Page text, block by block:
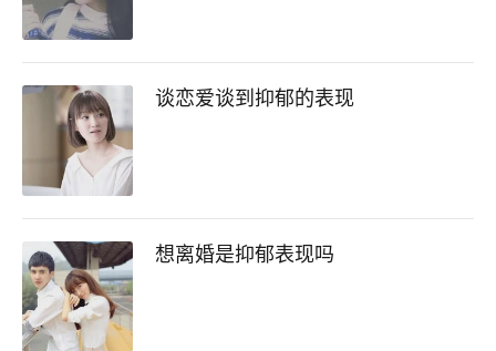
谈恋爱谈到抑郁的表现
想离婚是抑郁表现吗